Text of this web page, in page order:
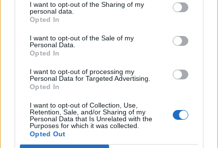
I want to opt-out of the Sharing of my
personal data.
Opted In
I want to opt-out of the Sale of my
Personal Data.
Opted In
I want to opt-out of processing my
Personal Data for Targeted Advertising.
Opted In
I want to opt-out of Collection, Use,
Retention, Sale, and/or Sharing of my
Personal Data that Is Unrelated with the
Purposes for which it was collected.
Opted Out
Image
Photo Credits: @Imageonline
Κοκοσάλης: "Nα ενταχθούν τα ώριμα έργα σε